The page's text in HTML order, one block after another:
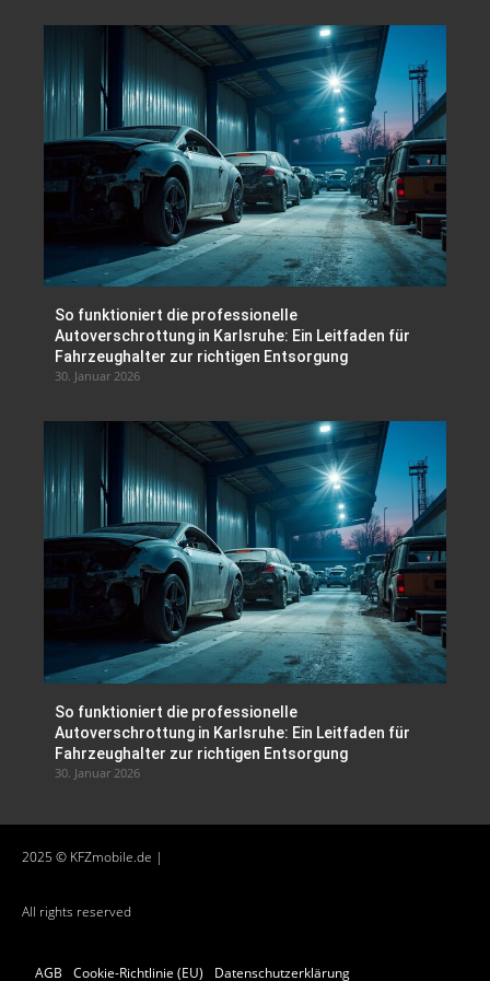
So funktioniert die professionelle
Autoverschrottung in Karlsruhe: Ein Leitfaden für
Fahrzeughalter zur richtigen Entsorgung
30. Januar 2026
So funktioniert die professionelle
Autoverschrottung in Karlsruhe: Ein Leitfaden für
Fahrzeughalter zur richtigen Entsorgung
30. Januar 2026
2025 © KFZmobile.de |
All rights reserved
AGB Cookie-Richtlinie (EU) Datenschutzerklärung